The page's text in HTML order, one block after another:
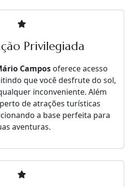
Privilegiada
Campos oferece acesso
que você desfrute do sol,
inconveniente. Além
de atrações turísticas
a base perfeita para
aventuras.